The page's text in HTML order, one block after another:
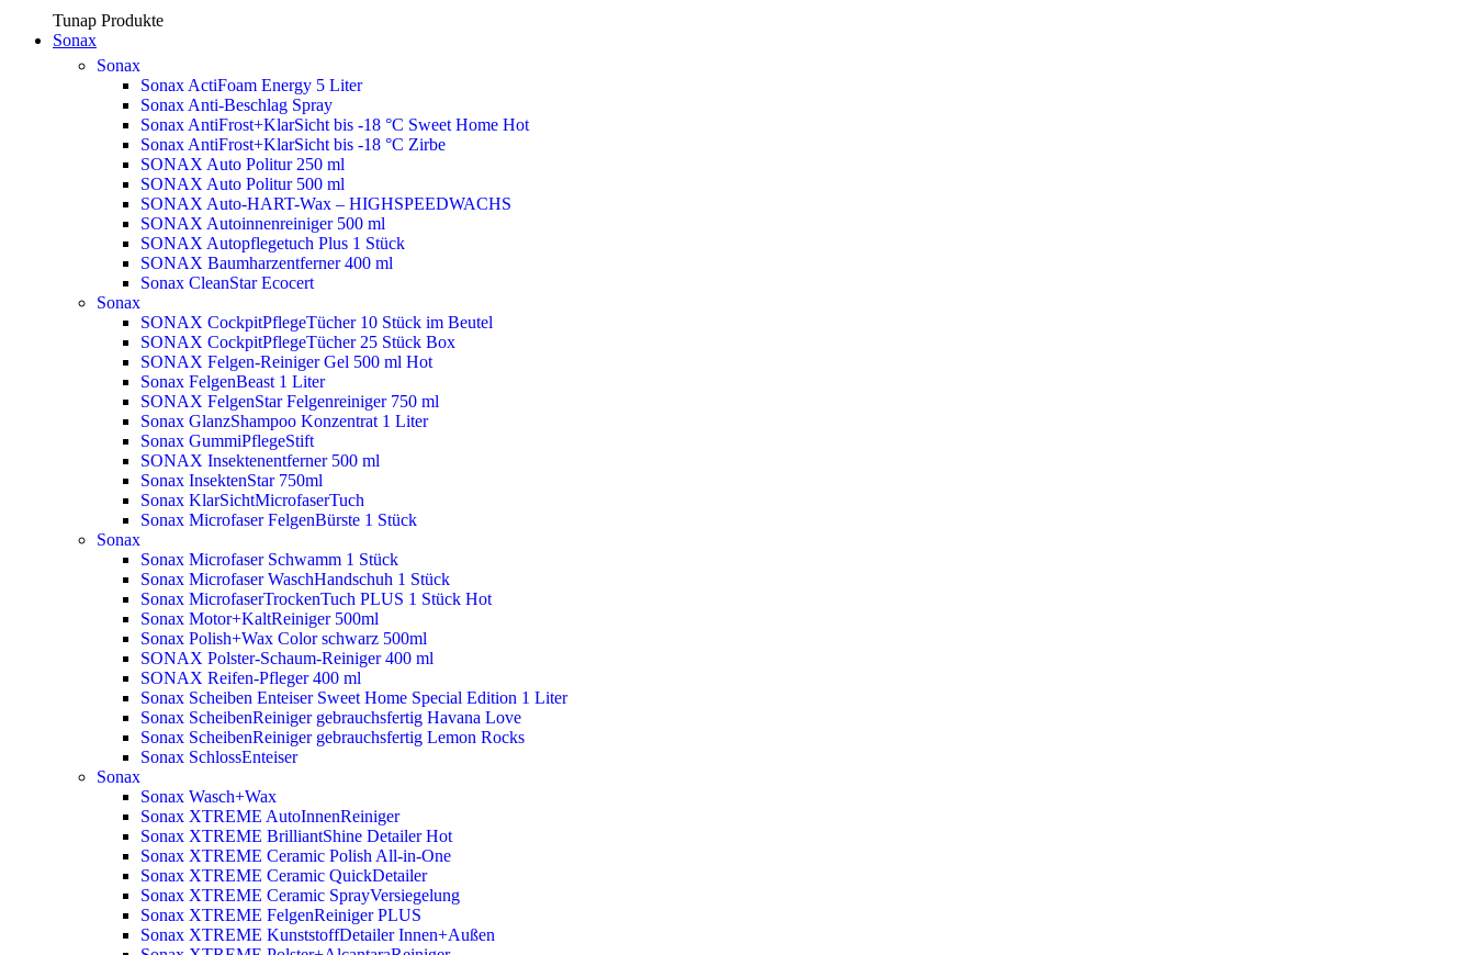
Tunap Produkte
Sonax
Sonax
Sonax ActiFoam Energy 5 Liter
Sonax Anti-Beschlag Spray
Sonax AntiFrost+KlarSicht bis -18 °C Sweet Home Hot
Sonax AntiFrost+KlarSicht bis -18 °C Zirbe
SONAX Auto Politur 250 ml
SONAX Auto Politur 500 ml
SONAX Auto-HART-Wax – HIGHSPEEDWACHS
SONAX Autoinnenreiniger 500 ml
SONAX Autopflegetuch Plus 1 Stück
SONAX Baumharzentferner 400 ml
Sonax CleanStar Ecocert
Sonax
SONAX CockpitPflegeTücher 10 Stück im Beutel
SONAX CockpitPflegeTücher 25 Stück Box
SONAX Felgen-Reiniger Gel 500 ml Hot
Sonax FelgenBeast 1 Liter
SONAX FelgenStar Felgenreiniger 750 ml
Sonax GlanzShampoo Konzentrat 1 Liter
Sonax GummiPflegeStift
SONAX Insektenentferner 500 ml
Sonax InsektenStar 750ml
Sonax KlarSichtMicrofaserTuch
Sonax Microfaser FelgenBürste 1 Stück
Sonax
Sonax Microfaser Schwamm 1 Stück
Sonax Microfaser WaschHandschuh 1 Stück
Sonax MicrofaserTrockenTuch PLUS 1 Stück Hot
Sonax Motor+KaltReiniger 500ml
Sonax Polish+Wax Color schwarz 500ml
SONAX Polster-Schaum-Reiniger 400 ml
SONAX Reifen-Pfleger 400 ml
Sonax Scheiben Enteiser Sweet Home Special Edition 1 Liter
Sonax ScheibenReiniger gebrauchsfertig Havana Love
Sonax ScheibenReiniger gebrauchsfertig Lemon Rocks
Sonax SchlossEnteiser
Sonax
Sonax Wasch+Wax
Sonax XTREME AutoInnenReiniger
Sonax XTREME BrilliantShine DetailerHot
Sonax XTREME Ceramic Polish All-in-One
Sonax XTREME Ceramic QuickDetailer
Sonax XTREME Ceramic SprayVersiegelung
Sonax XTREME FelgenReiniger PLUS
Sonax XTREME KunststoffDetailer Innen+Außen